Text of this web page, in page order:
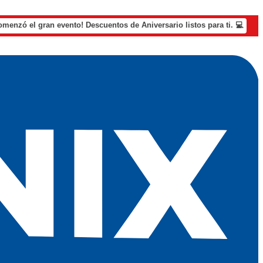
el gran evento! Descuentos de Aniversario listos para ti. 💻